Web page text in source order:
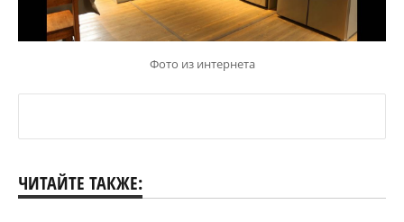
Фото из интернета
ЧИТАЙТЕ ТАКЖЕ: